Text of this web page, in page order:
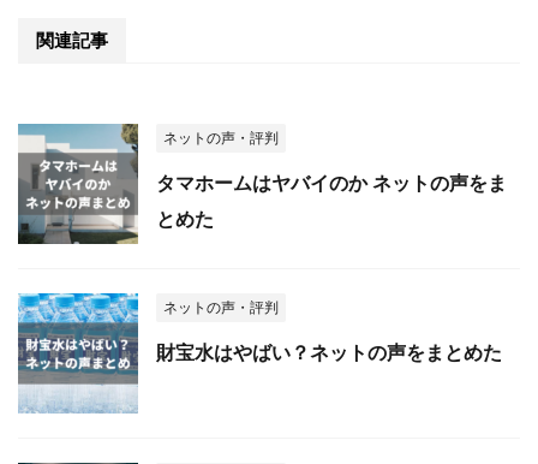
関連記事
ネットの声・評判
タマホームはヤバイのか ネットの声をま
とめた
ネットの声・評判
財宝水はやばい？ネットの声をまとめた